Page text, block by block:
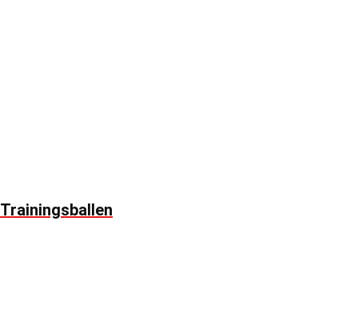
Trainingsballen